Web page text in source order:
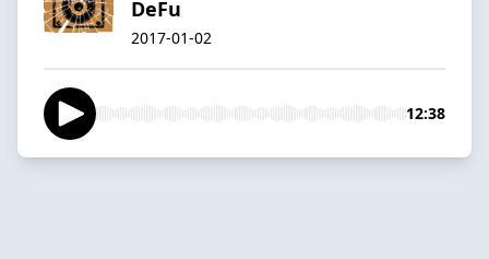
DeFu
2017-01-02
12:38